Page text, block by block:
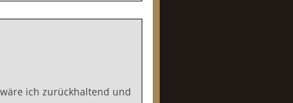
ich zurückhaltend und